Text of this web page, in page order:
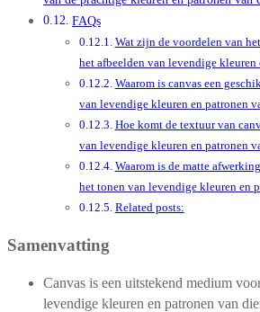
FAQs
Wat zijn de voordelen van
het afbeelden van levendige kleuren
Waarom is canvas een
van levendige kleuren en patronen
Hoe komt de textuur van
van levendige kleuren en patronen
Waarom is de matte
het tonen van levendige kleuren en
Related posts:
Samenvatting
Canvas is een uitstekend medium
levendige kleuren en patronen van